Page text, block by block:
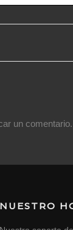
un comentario.
NUESTRO